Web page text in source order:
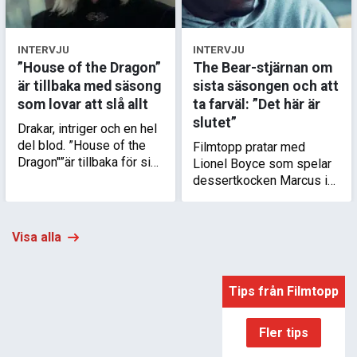
INTERVJU
The Bear-stjärnan om
sista säsongen och att
ta farväl: ”Det här är
slutet”
Filmtopp pratar med
Lionel Boyce som spelar
dessertkocken Marcus i
INTERVJU
”House of the Dragon”
är tillbaka med säsong
som lovar att slå allt
Drakar, intriger och en hel
del blod. ”House of the
Dragon"”är tillbaka för sin
vanliga.
Visa alla
Tips från Filmtopp
Fler tips